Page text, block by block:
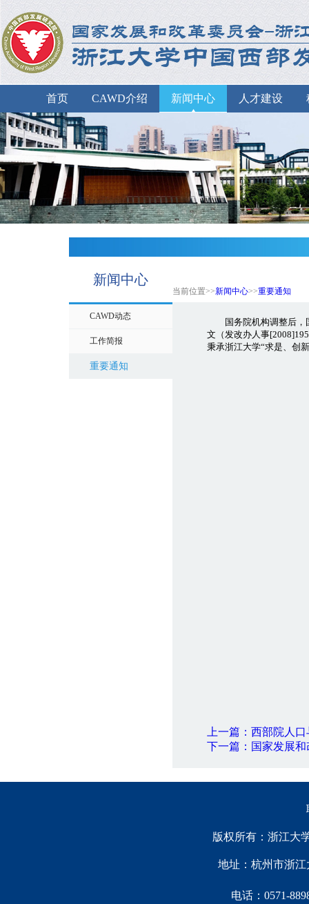
首页 CAWD介绍 新闻中心 人才建设
新闻中心
当前位置>>新闻中心>>重要通知
CAWD动态
工作简报
重要通知
国务院机构调整后，国
文（发改办人事
秉承浙江大学“求是、创
上一篇：西部院人
下一篇：国家发展
版权所有：浙江大
地址：杭州市浙江
电话：0571-